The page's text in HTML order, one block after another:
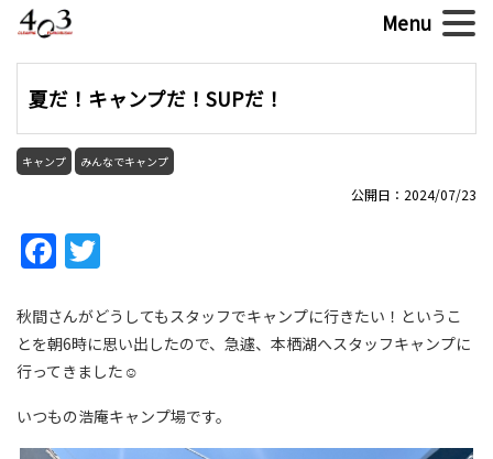
夏だ！キャンプだ！SUPだ！
キャンプ みんなでキャンプ
公開日：2024/07/23
Facebook
秋間さんがどうしてもスタッフでキャンプに行きたい！というこ
とを朝6時に思い出したので、急遽、本栖湖へスタッフキャンプに
行ってきました☺
いつもの浩庵キャンプ場です。